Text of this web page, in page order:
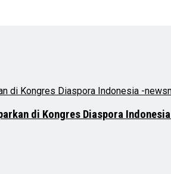
di Kongres Diaspora Indonesia